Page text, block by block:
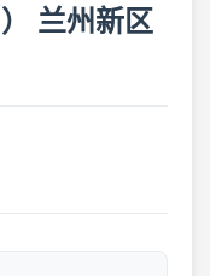
兰州新区